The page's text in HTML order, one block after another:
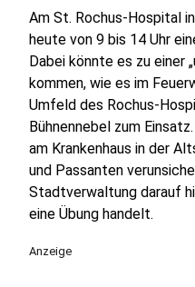
Am St. Rochus-Hospital
heute von 9 bis 14 Uhr
Dabei könnte es zu einer
kommen, wie es im
Umfeld des Rochus-
Bühnennebel zum
am Krankenhaus in der
und Passanten
Stadtverwaltung darauf
eine Übung handelt.
Anzeige